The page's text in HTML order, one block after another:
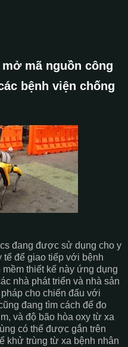
mã nguồn công
bệnh viện chống
đang được sử dụng cho y
tế để giao tiếp với bệnh
thiết kế này ứng dụng
nhà phát triển và nhà sản
cho chiến đấu với
đang tìm cách để đo
và độ bão hòa oxy từ xa
có thể được gắn trên
khử trùng từ xa bệnh nhân